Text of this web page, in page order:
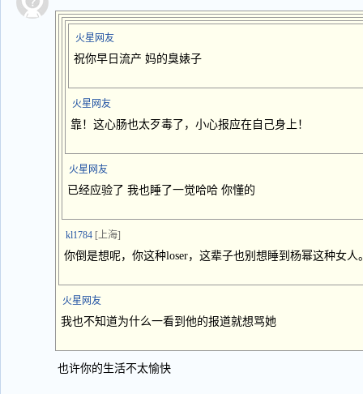
火星网友
祝你早日流产 妈的臭婊子
火星网友
靠！这心肠也太歹毒了，小心报应在自己身上！
火星网友
已经应验了 我也睡了一觉哈哈 你懂的
kl1784 [上海]
你倒是想呢，你这种loser，这辈子也别想睡到杨幂这种女人
火星网友
我也不知道为什么一看到他的报道就想骂她
也许你的生活不太愉快